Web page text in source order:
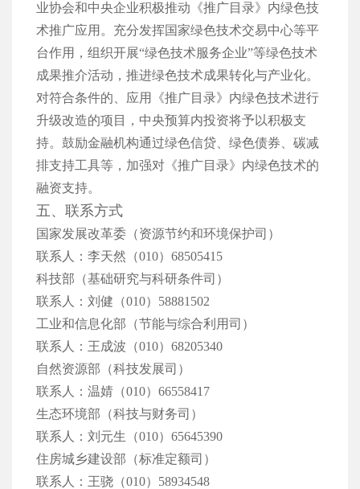
业协会和中央企业积极推动《推广目录》内绿色技
术推广应用。充分发挥国家绿色技术交易中心等平
台作用，组织开展“绿色技术服务企业”等绿色技术
成果推介活动，推进绿色技术成果转化与产业化。
对符合条件的、应用《推广目录》内绿色技术进行
升级改造的项目，中央预算内投资将予以积极支
持。鼓励金融机构通过绿色信贷、绿色债券、碳减
排支持工具等，加强对《推广目录》内绿色技术的
融资支持。
五、联系方式
国家发展改革委（资源节约和环境保护司）
联系人：李天然（010）68505415
科技部（基础研究与科研条件司）
联系人：刘健（010）58881502
工业和信息化部（节能与综合利用司）
联系人：王成波（010）68205340
自然资源部（科技发展司）
联系人：温婧（010）66558417
生态环境部（科技与财务司）
联系人：刘元生（010）65645390
住房城乡建设部（标准定额司）
联系人：王骁（010）58934548